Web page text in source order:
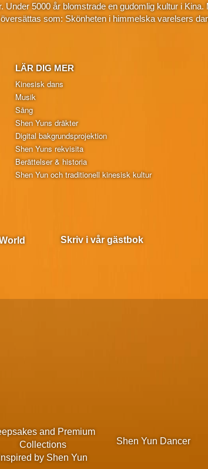
5000 år blomstrade en gudomlig kultur i
som: Skönheten i himmelska varelsers
LÄR DIG MER
Kinesisk dans
Musik
Sång
Shen Yuns dräkter
Digital bakgrundsprojektion
Shen Yuns rekvisita
Berättelser & historia
Shen Yun och traditionell kinesisk kultur
Skriv i vår gästbok
and Premium
Collections
Inspired by Shen Yun
Shen Yun Dancer